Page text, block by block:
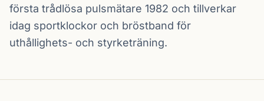
första trådlösa pulsmätare 1982 och tillverkar
idag sportklockor och bröstband för
uthållighets- och styrketräning.